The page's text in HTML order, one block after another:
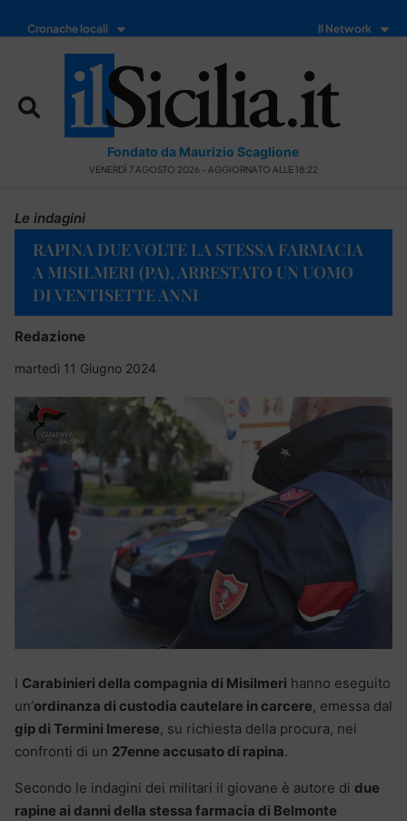
Cronache locali Il Network
Fondato da Maurizio Scaglione
VENERDÌ 7 AGOSTO 2026 - AGGIORNATO ALLE 18:22
Le indagini
RAPINA DUE VOLTE LA STESSA FARMACIA
A MISILMERI (PA), ARRESTATO UN UOMO
DI VENTISETTE ANNI
Redazione
martedì 11 Giugno 2024
I Carabinieri della compagnia di Misilmeri hanno eseguito
un’ordinanza di custodia cautelare in carcere, emessa dal
gip di Termini Imerese, su richiesta della procura, nei
confronti di un 27enne accusato di rapina.
Secondo le indagini dei militari il giovane è autore di due
rapine ai danni della stessa farmacia di Belmonte